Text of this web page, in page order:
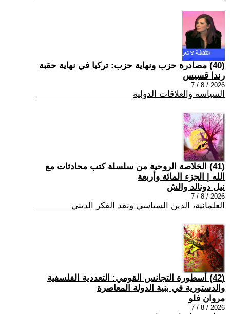
(40) مصادرة حزب ونهاية حزب: تركيا في نهاية حقبة
رندا قسيس
2026 / 8 / 7
السياسة والعلاقات الدولية
(41) الخلاصة الروحية من سلسلة كتب محادثات مع
الله | الجزء المائة وأربعة
نيل دونالد والش
2026 / 8 / 7
العلمانية، الدين السياسي ونقد الفكر الديني
(42) أسطورة التجانس القومي: التعددية الفلسفية
والدستورية في بنية الدولة المعاصرة
مروان فلو
2026 / 8 / 7